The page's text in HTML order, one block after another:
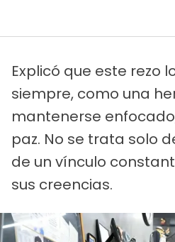
Explicó que este rezo
siempre, como una
mantenerse
paz. No se trata solo
de un vínculo
sus creencias.